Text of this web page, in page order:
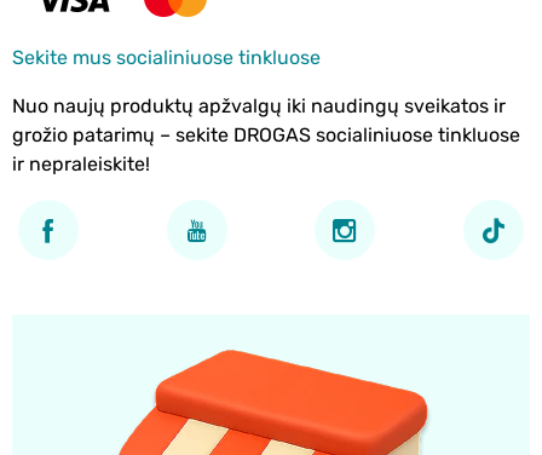
Sekite mus socialiniuose tinkluose
Nuo naujų produktų apžvalgų iki naudingų sveikatos ir
grožio patarimų – sekite DROGAS socialiniuose tinkluose
ir nepraleiskite!